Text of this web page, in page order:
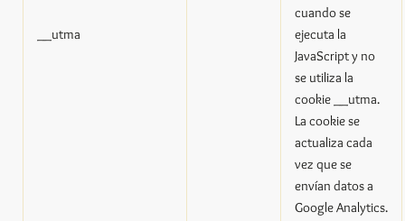
__utma
cuando se
ejecuta la
JavaScript y no
se utiliza la
cookie __utma.
La cookie se
actualiza cada
vez que se
envían datos a
Google Analytics.